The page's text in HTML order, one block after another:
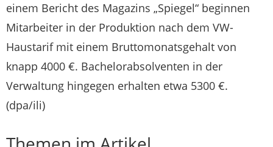
einem Bericht des Magazins „Spiegel“ beginnen
Mitarbeiter in der Produktion nach dem VW-
Haustarif mit einem Bruttomonatsgehalt von
knapp 4000 €. Bachelorabsolventen in der
Verwaltung hingegen erhalten etwa 5300 €.
(dpa/ili)